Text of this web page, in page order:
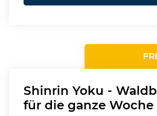
Shinrin Yoku -
für die ganze